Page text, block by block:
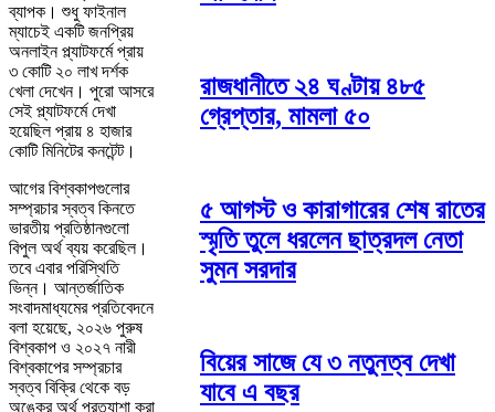
ব্যাপক। শুধু ফাইনাল
ম্যাচেই একটি জনপ্রিয়
অনলাইন প্ল্যাটফর্মে প্রায়
৩ কোটি ২০ লাখ দর্শক
খেলা দেখেন। পুরো আসরে
সেই প্ল্যাটফর্মে দেখা
হয়েছিল প্রায় ৪ হাজার
কোটি মিনিটের কনটেন্ট।
আগের বিশ্বকাপগুলোর
সম্প্রচার স্বত্ব কিনতে
ভারতীয় প্রতিষ্ঠানগুলো
বিপুল অর্থ ব্যয় করেছিল।
তবে এবার পরিস্থিতি
ভিন্ন। আন্তর্জাতিক
সংবাদমাধ্যমের প্রতিবেদনে
বলা হয়েছে, ২০২৬ পুরুষ
বিশ্বকাপ ও ২০২৭ নারী
বিশ্বকাপের সম্প্রচার
স্বত্ব বিক্রি থেকে বড়
অঙ্কের অর্থ প্রত্যাশা করা
রাজধানীতে ২৪ ঘণ্টায় ৪৮৫
গ্রেপ্তার, মামলা ৫০
৫ আগস্ট ও কারাগারের শেষ রাতের
স্মৃতি তুলে ধরলেন ছাত্রদল নেতা
সুমন সরদার
বিয়ের সাজে যে ৩ নতুনত্ব দেখা
যাবে এ বছর